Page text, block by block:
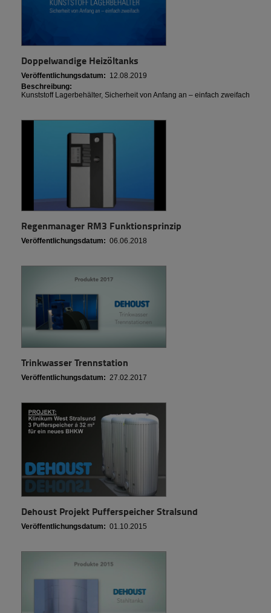
Doppelwandige Heizöltanks
Veröffentlichungsdatum: 12.08.2019
Beschreibung:
Kunststoff Lagerbehälter, Sicherheit von Anfang an – einfach zweifach
Regenmanager RM3 Funktionsprinzip
Veröffentlichungsdatum: 06.06.2018
Trinkwasser Trennstation
Veröffentlichungsdatum: 27.02.2017
Dehoust Projekt Pufferspeicher Stralsund
Veröffentlichungsdatum: 01.10.2015